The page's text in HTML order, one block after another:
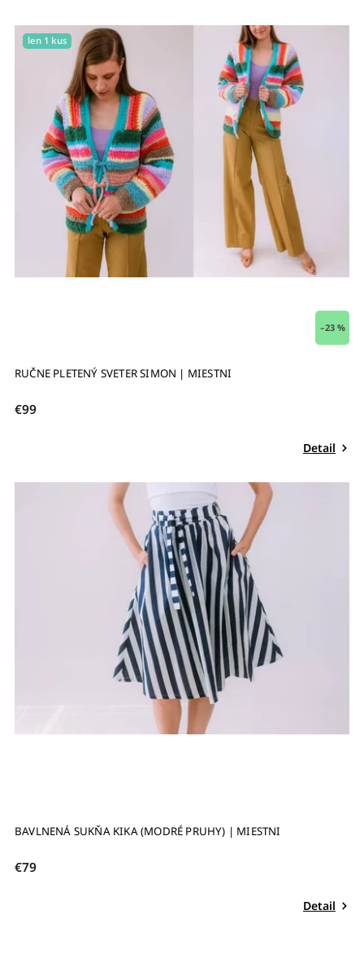
len 1 kus
–23 %
RUČNE PLETENÝ SVETER SIMON | MIESTNI
€99
Detail
BAVLNENÁ SUKŇA KIKA (MODRÉ PRUHY) | MIESTNI
€79
Detail